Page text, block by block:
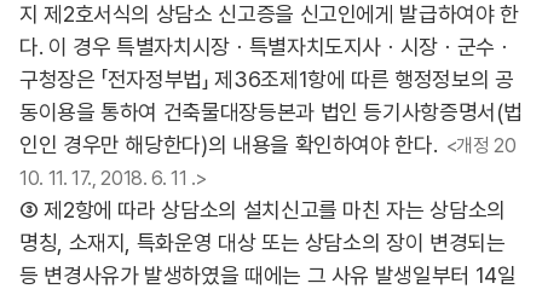
지 제2호서식의 상담소 신고증을 신고인에게 발급하여야 한
다. 이 경우 특별자치시장ㆍ특별자치도지사ㆍ시장ㆍ군수ㆍ
구청장은 「전자정부법」 제36조제1항에 따른 행정정보의 공
동이용을 통하여 건축물대장등본과 법인 등기사항증명서(법
인인 경우만 해당한다)의 내용을 확인하여야 한다. <개정 20
10. 11. 17., 2018. 6. 11 .>
③ 제2항에 따라 상담소의 설치신고를 마친 자는 상담소의
명칭, 소재지, 특화운영 대상 또는 상담소의 장이 변경되는
등 변경사유가 발생하였을 때에는 그 사유 발생일부터 14일